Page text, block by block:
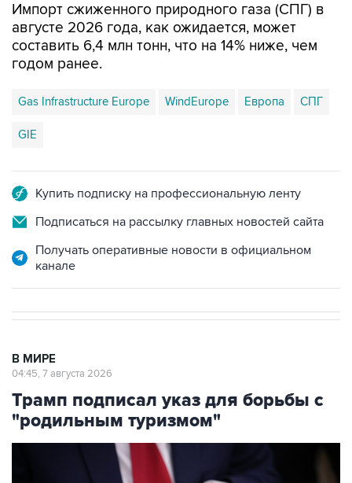
Импорт сжиженного природного газа (СПГ) в
августе 2026 года, как ожидается, может
составить 6,4 млн тонн, что на 14% ниже, чем
годом ранее.
Gas Infrastructure Europe WindEurope Европа СПГ
GIE
Купить подписку на профессиональную ленту
Подписаться на рассылку главных новостей сайта
Получать оперативные новости в официальном
канале
В МИРЕ
04:45, 7 августа 2026
Трамп подписал указ для борьбы с
"родильным туризмом"